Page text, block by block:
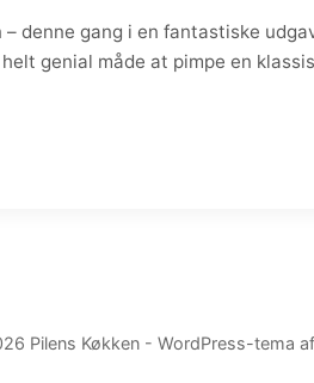
denne gang i en fantastiske
genial måde at pimpe en
Pilens Køkken - WordPress-tema af